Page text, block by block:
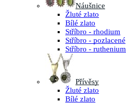
Náušnice
Žluté zlato
Bílé zlato
Stříbro - rhodium
Stříbro - pozlacené
Stříbro - ruthenium
Přívěsy
Žluté zlato
Bílé zlato